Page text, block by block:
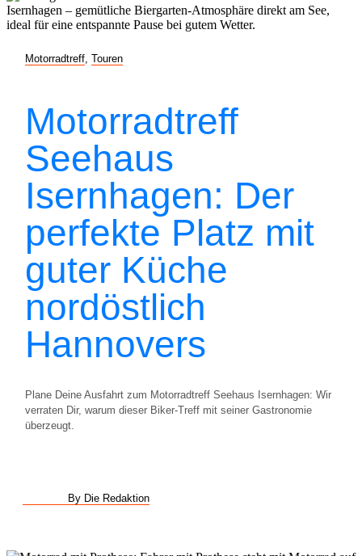
Motorradtreff Touren
Motorradtreff
Seehaus
Isernhagen: Der
perfekte Platz mit
guter Küche
nordöstlich
Hannovers
Plane Deine Ausfahrt zum Motorradtreff Seehaus Isernhagen: Wir
verraten Dir, warum dieser Biker-Treff mit seiner Gastronomie
überzeugt.
By Die Redaktion